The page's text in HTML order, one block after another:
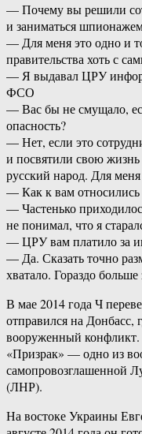
— Почему вы решили
и заниматься
— Для меня это одно и
правительства хоть с
— Я выдавал ЦРУ
ФСО
— Вас бы не смущало,
опасность?
— Нет, если это
и посвятили свою жизнь
русский народ. Для
— Как к вам
— Частенько
не понимал, что я
— ЦРУ вам платило за
— Да. Сказать точно
хватало. Гораздо
В мае 2014 года Ч
отправился на Донбасс,
вооруженный конфликт.
«Призрак» — одно из
самопровозглашенной
(ЛНР).
На востоке Украины